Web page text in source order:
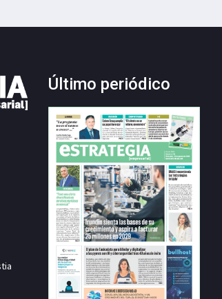
Último periódico